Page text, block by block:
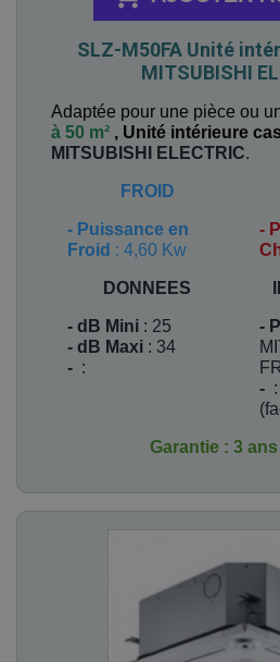
SLZ-M50FA Unité
MITSUBISHI
Adaptée pour une pièce ou
à 50 m² , Unité intérieure
MITSUBISHI ELECTRIC.
FROID
- Puissance en
Froid : 4,60 Kw
-
DONNEES
- dB Mini : 25
- dB Maxi : 34
- :
-
-
Garantie : 3